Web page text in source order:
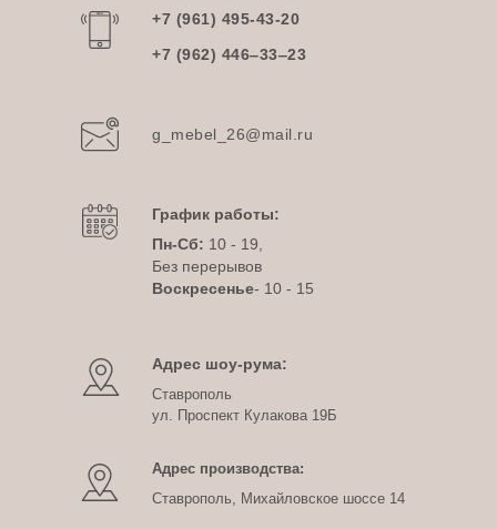
+7 (962) 446‒33‒23
g_mebel_26@mail.ru
+7 (961) 495-43-20
График работы:
Пн-Сб: 10 - 19,
Без перерывов
Воскресенье- 10 - 15
Адрес шоу-рума:
Ставрополь
ул. Проспект Кулакова 19Б
Ставрополь, Михайловское шоссе 14
Адрес производства: